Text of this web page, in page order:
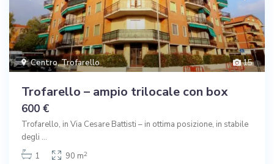
15
Centro,Trofarello
Trofarello – ampio trilocale con box
600 €
Trofarello, in Via Cesare Battisti – in ottima posizione, in stabile
degli ...
1
90 m2